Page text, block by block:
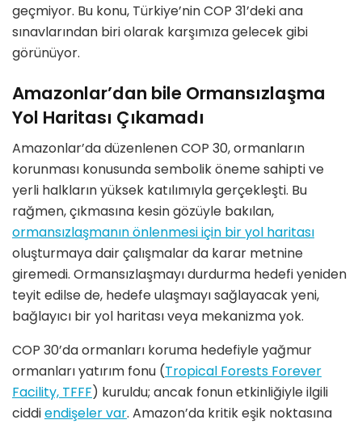
geçmiyor. Bu konu, Türkiye’nin COP 31’deki ana
sınavlarından biri olarak karşımıza gelecek gibi
görünüyor.
Amazonlar’dan bile Ormansızlaşma
Yol Haritası Çıkamadı
Amazonlar’da düzenlenen COP 30, ormanların
korunması konusunda semboliköneme sahipti ve
yerli halkların yüksek katılımıyla gerçekleşti. Bu
rağmen,çıkmasına kesin gözüyle bakılan,
ormansızlaşmanınönlenmesi için bir yol haritası
oluşturmaya dair çalışmalar da karar metnine
giremedi. Ormansızlaşmayı durdurma hedefi yeniden
teyit edilse de, hedefe ulaşmayı sağlayacak yeni,
bağlayıcı bir yol haritası veya mekanizma yok.
COP 30’da ormanları koruma hedefiyle yağmur
ormanları yatırım fonu (Tropical Forests Forever
Facility, TFFF) kuruldu; ancak fonun etkinliğiyle ilgili
ciddiendişeler var. Amazon’da kritik eşik noktasına